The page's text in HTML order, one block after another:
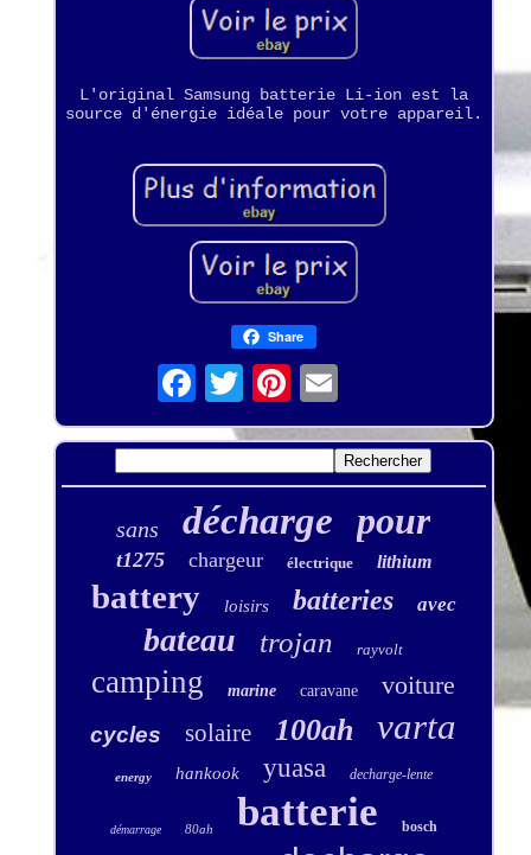
L'original Samsung batterie Li-ion est la
source d'énergie idéale pour votre appareil.
Share
sans décharge pour
t1275 chargeur électrique lithium
battery loisirs batteries avec
bateau trojan rayvolt
camping marine caravane voiture
cycles solaire 100ah varta
energy hankook yuasa decharge-lente
démarrage 80ah batterie bosch